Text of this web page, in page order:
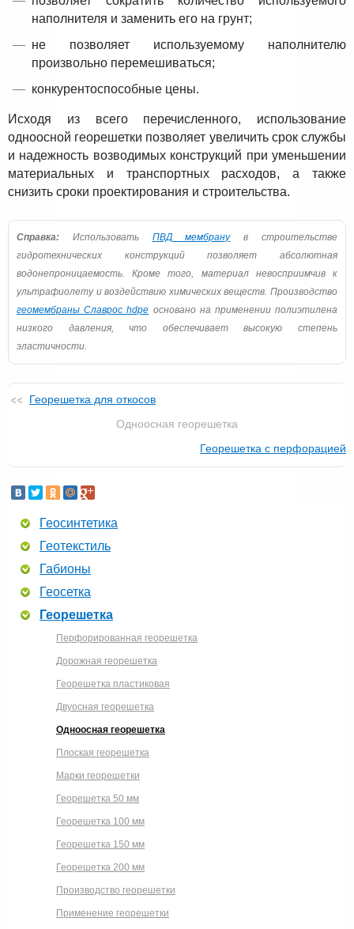
наполнителя и заменить его на грунт;
не позволяет используемому наполнителю
произвольно перемешиваться;
конкурентоспособные цены.
Исходя из всего перечисленного, использование
одноосной георешетки позволяет увеличить срок службы
и надежность возводимых конструкций при уменьшении
материальных и транспортных расходов, а также
снизить сроки проектирования и строительства.
Справка: Использовать ПВД мембранув строительстве
гидротехнических конструкций позволяет абсолютная
водонепроницаемость. Кроме того, материал невосприимчив к
ультрафиолету и воздействию химических веществ. Производство
геомембраны Славрос hdpe основано на применении полиэтилена
низкого давления, что обеспечивает высокую степень
эластичности.
Георешетка для откосов
Одноосная георешетка
Георешетка с перфорацией
Геосинтетика
Геотекстиль
Габионы
Геосетка
Георешетка
Перфорированная георешетка
Дорожная георешетка
Георешетка пластиковая
Двуосная георешетка
Одноосная георешетка
Плоская георешетка
Марки георешетки
Георешетка 50 мм
Георешетка 100 мм
Георешетка 150 мм
Георешетка 200 мм
Производство георешетки
Применение георешетки